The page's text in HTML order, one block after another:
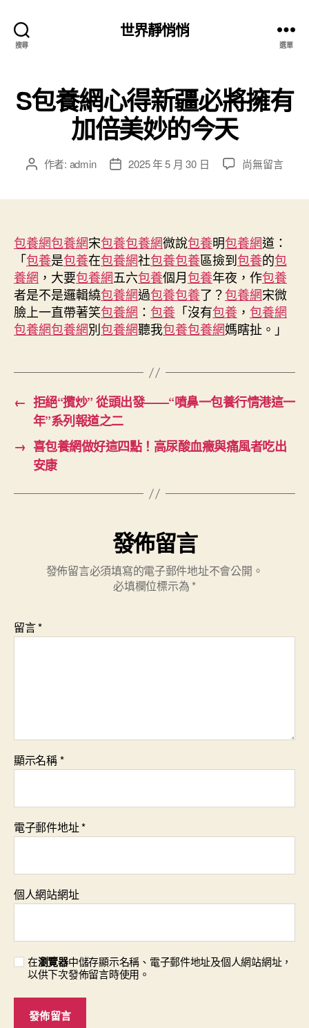
搜尋
世界靜悄悄
選單
S包養網心得新疆必將擁有
加倍美妙的今天
文 作者: admin
文
期
2025 年 5 月 30 日
在
心
得
新
疆
必
將
擁
倍
妙
今
天〉
尚無留言
包養網包養網宋包養包養網微說包養明包養網道：
「包養是包養在包養網社包養包養區撿到包養的包
養網 ，大要包養網五六包養個月包養年夜，作包養
者是不是邏輯繞包養網過包養包養了？包養網宋微
臉上一直帶著笑包養網 ： 包養 「沒有包養 ， 包養網
包養網包養網別包養網聽我包養包養網媽瞎扯。」
← 拒絕“攬炒” 從頭出發——“噴鼻一包養行情港這一
年”系列報道之二
→ 喜包養網做好這四點！高尿酸血癥與痛風者吃出
安康
發佈留言
發佈留言必須填寫的電子郵件地址不會公開。
必填欄位標示為 *
留言*
顯示名稱*
電子郵件地址*
個人網站網址
在瀏覽器中儲存顯示名稱、電子郵件地址及個人網站網址，
以供下次發佈留言時使用。